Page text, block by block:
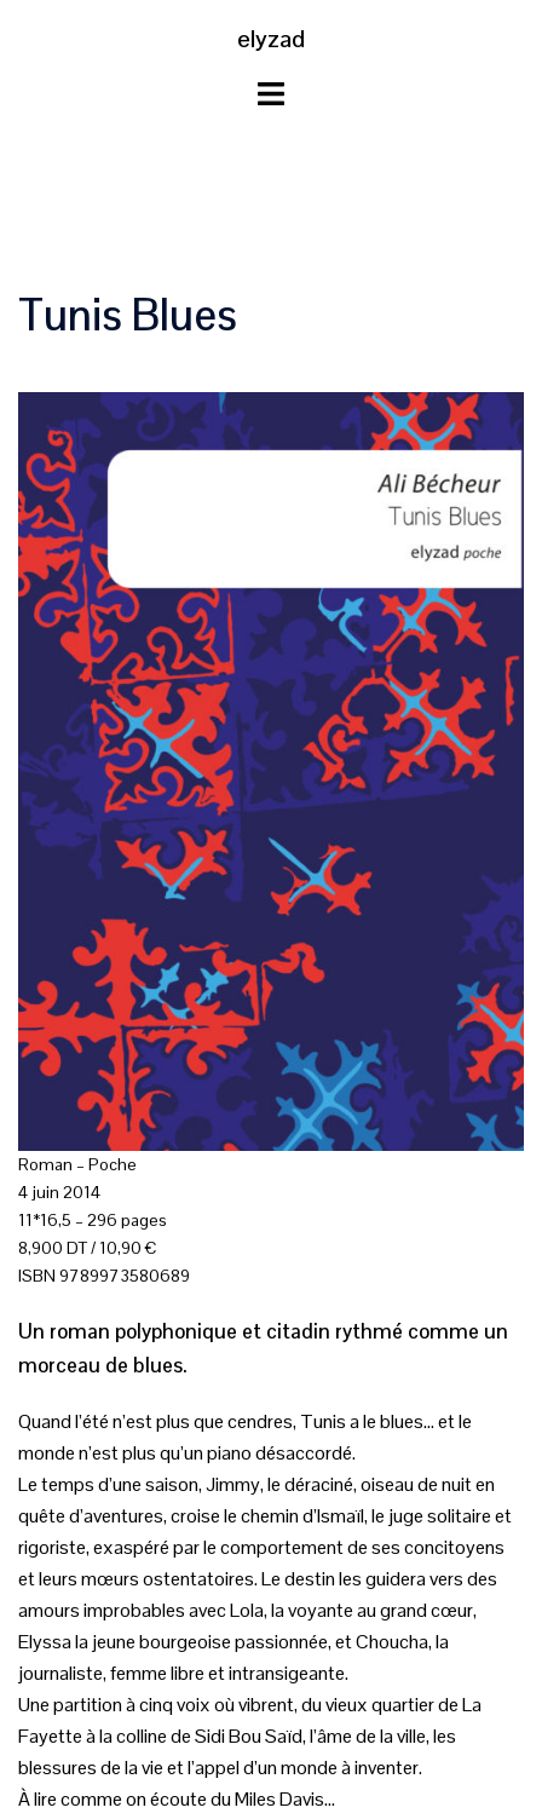
elyzad
Tunis Blues
Roman – Poche
4 juin 2014
11*16,5 – 296 pages
8,900 DT / 10,90 €
ISBN 9789973580689
Un roman polyphonique et citadin rythmé comme un
morceau de blues.
Quand l’été n’est plus que cendres, Tunis a le blues… et le
monde n’est plus qu’un piano désaccordé.
Le temps d’une saison, Jimmy, le déraciné, oiseau de nuit en
quête d’aventures, croise le chemin d’Ismaïl, le juge solitaire et
rigoriste, exaspéré par le comportement de ses concitoyens
et leurs mœurs ostentatoires. Le destin les guidera vers des
amours improbables avec Lola, la voyante au grand cœur,
Elyssa la jeune bourgeoise passionnée, et Choucha, la
journaliste, femme libre et intransigeante.
Une partition à cinq voix où vibrent, du vieux quartier de La
Fayette à la colline de Sidi Bou Saïd, l’âme de la ville, les
blessures de la vie et l’appel d’un monde à inventer.
À lire comme on écoute du Miles Davis…